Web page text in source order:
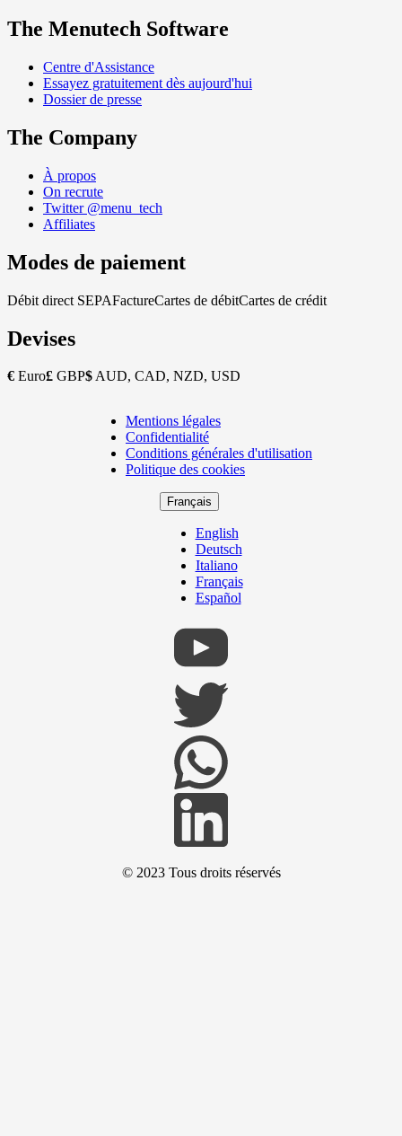
The Menutech Software
Centre d'Assistance
Essayez gratuitement dès aujourd'hui
Dossier de presse
The Company
À propos
On recrute
Twitter @menu_tech
Affiliates
Modes de paiement
Débit direct SEPAFactureCartes de débitCartes de crédit
Devises
€ Euro£ GBP$AUD, CAD, NZD, USD
Copyright
Footer
Mentions légales
Confidentialité
Conditions générales d'utilisation
Politique des cookies
Français
English
Deutsch
Italiano
Français
Español
© 2023 Tous droits réservés